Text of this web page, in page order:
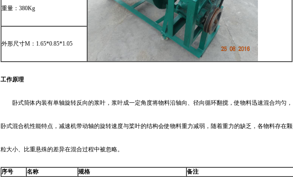
重量：380Kg
外形尺寸M：1.65*0.85*1.05
工作原理
卧式筒体内装有单轴旋转反向的浆叶，浆叶成一定角度将物料沿轴向、径向循环翻搅，使物料迅速混合均匀，
卧式混合机性能特点，减速机带动轴的旋转速度与桨叶的结构会使物料重力减弱，随着重力的缺乏，各物料存在颗
粒大小、比重悬殊的差异在混合过程中被忽略。
序号 名称 规格
备注